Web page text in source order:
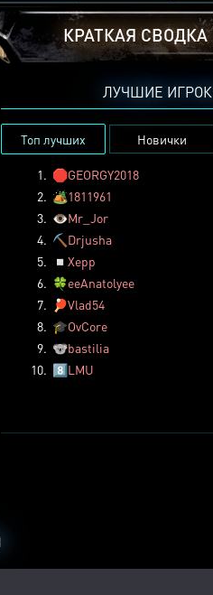
КРАТКАЯ
ЛУЧШИЕ
Топ лучших Новички
1. 🛑GEORGY2018
2. 🏕️1811961
3. 👁️Mr_Jor
4. ⛏️ Drjusha
5.
◽ Xepp
6. 🍀eeAnatolyee
7.
🏓Vlad54
8. 🎓OvCore
9. 🐨bastilia
10. 8️⃣LMU